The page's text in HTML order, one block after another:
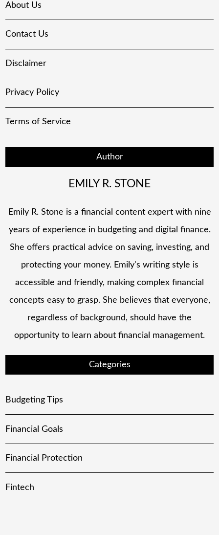
About Us
Contact Us
Disclaimer
Privacy Policy
Terms of Service
Author
EMILY R. STONE
Emily R. Stone is a financial content expert with nine
years of experience in budgeting and digital finance.
She offers practical advice on saving, investing, and
protecting your money. Emily's writing style is
accessible and friendly, making complex financial
concepts easy to grasp. She believes that everyone,
regardless of background, should have the
opportunity to learn about financial management.
Categories
Budgeting Tips
Financial Goals
Financial Protection
Fintech